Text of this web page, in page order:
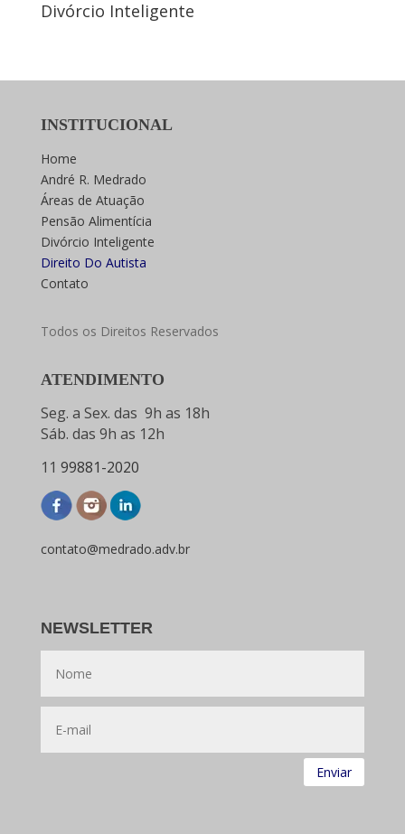
Divórcio Inteligente
INSTITUCIONAL
Home
André R. Medrado
Áreas de Atuação
Pensão Alimentícia
Divórcio Inteligente
Direito Do Autista
Contato
Todos os Direitos Reservados
ATENDIMENTO
Seg. a Sex. das 9h as 18h
Sáb. das 9h as 12h
11 99881-2020
contato@medrado.adv.br
NEWSLETTER
Enviar